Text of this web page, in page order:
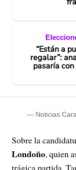
“Están a
regalar”:
pasaría
— Noticias
Sobre la
Londoño, quien
trágica partida,